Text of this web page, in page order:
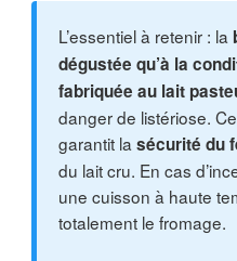
L’essentiel à retenir : la
dégustée qu’à la
fabriquée au lait
danger de listériose.
garantit la sécurité du
du lait cru. En cas
une cuisson à haute
totalement le fromage.